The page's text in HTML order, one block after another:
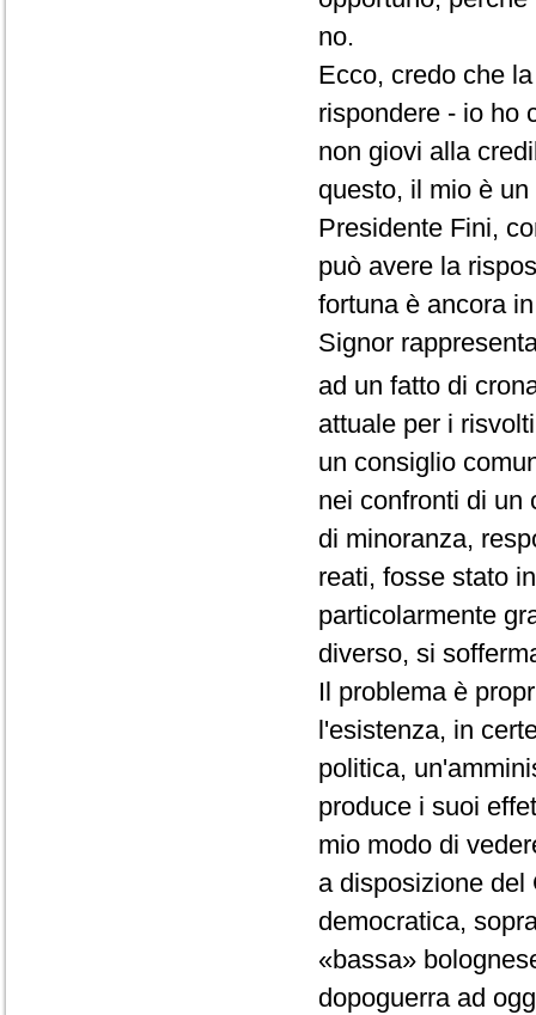
no.
Ecco, credo che
rispondere - io ho
non giovi alla
questo, il mio è
Presidente Fini,
può avere la
fortuna è ancora
Signor
ad un fatto di
attuale per i
un consiglio
nei confronti di un
di minoranza,
reati, fosse stato
particolarmente
diverso, si
Il problema è
l'esistenza, in
politica,
produce i suoi
mio modo di
a disposizione del
democratica,
«bassa»
dopoguerra ad